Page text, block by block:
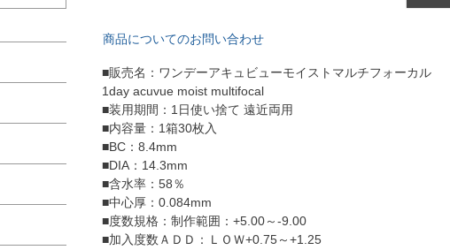
商品についてのお問い合わせ
■販売名：ワンデーアキュビューモイストマルチフォーカル
1day acuvue moist multifocal
■装用期間：1日使い捨て 遠近両用
■内容量：1箱30枚入
■BC：8.4mm
■DIA：14.3mm
■含水率：58％
■中心厚：0.084mm
■度数規格：制作範囲：+5.00～-9.00
■加入度数ＡＤＤ：ＬＯＷ+0.75～+1.25